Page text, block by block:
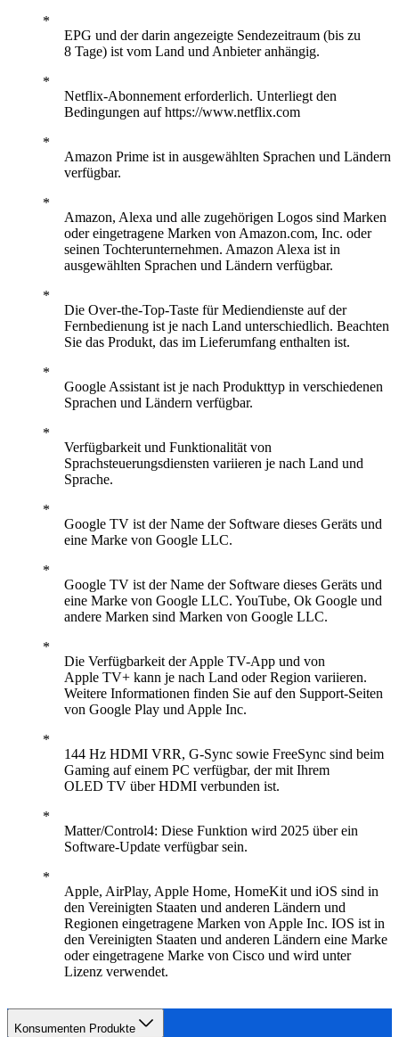
EPG und der darin angezeigte Sendezeitraum (bis zu
8 Tage) ist vom Land und Anbieter anhängig.
Netflix-Abonnement erforderlich. Unterliegt den
Bedingungen auf https://www.netflix.com
Amazon Prime ist in ausgewählten Sprachen und Ländern
verfügbar.
Amazon, Alexa und alle zugehörigen Logos sind Marken
oder eingetragene Marken von Amazon.com, Inc. oder
seinen Tochterunternehmen. Amazon Alexa ist in
ausgewählten Sprachen und Ländern verfügbar.
Die Over-the-Top-Taste für Mediendienste auf der
Fernbedienung ist je nach Land unterschiedlich. Beachten
Sie das Produkt, das im Lieferumfang enthalten ist.
Google Assistant ist je nach Produkttyp in verschiedenen
Sprachen und Ländern verfügbar.
Verfügbarkeit und Funktionalität von
Sprachsteuerungsdiensten variieren je nach Land und
Sprache.
Google TV ist der Name der Software dieses Geräts und
eine Marke von Google LLC.
Google TV ist der Name der Software dieses Geräts und
eine Marke von Google LLC. YouTube, Ok Google und
andere Marken sind Marken von Google LLC.
Die Verfügbarkeit der Apple TV-App und von
Apple TV+ kann je nach Land oder Region variieren.
Weitere Informationen finden Sie auf den Support-Seiten
von Google Play und Apple Inc.
144 Hz HDMI VRR, G-Sync sowie FreeSync sind beim
Gaming auf einem PC verfügbar, der mit Ihrem
OLED TV über HDMI verbunden ist.
Matter/Control4: Diese Funktion wird 2025 über ein
Software-Update verfügbar sein.
Apple, AirPlay, Apple Home, HomeKit und iOS sind in
den Vereinigten Staaten und anderen Ländern und
Regionen eingetragene Marken von Apple Inc. IOS ist in
den Vereinigten Staaten und anderen Ländern eine Marke
oder eingetragene Marke von Cisco und wird unter
Lizenz verwendet.
Konsumenten Produkte